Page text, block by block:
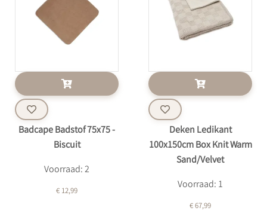
Badcape Badstof 75x75 -
Biscuit
Voorraad: 2
€ 12,99
Deken Ledikant
100x150cm Box Knit Warm
Sand/Velvet
Voorraad: 1
€ 67,99